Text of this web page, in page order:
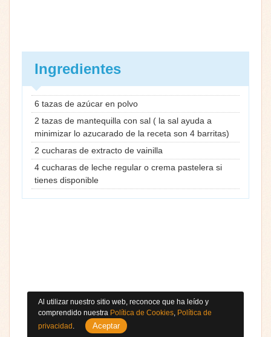
Ingredientes
6 tazas de azúcar en polvo
2 tazas de mantequilla con sal ( la sal ayuda a
minimizar lo azucarado de la receta son 4 barritas)
2 cucharas de extracto de vainilla
4 cucharas de leche regular o crema pastelera si
tienes disponible
Al utilizar nuestro sitio web, reconoce que ha leído y
comprendido nuestra Política de Cookies, Política de
privacidad . Aceptar